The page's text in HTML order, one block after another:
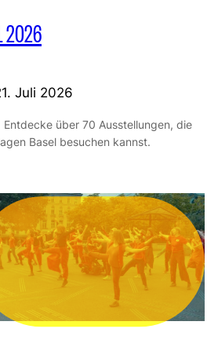
2026
Juli 2026
Entdecke über 70 Ausstellungen, die
Basel besuchen kannst.